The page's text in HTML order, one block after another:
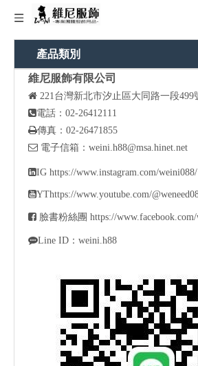
產品類別
維尼服飾有限公司
 221台灣新北市汐止區大同路一段499
電話：02-26412111
傳真：02-26471855
 電子信箱： weini.h88@msa.hinet.net
IG https://www.instagram.com/weini088/
YThttps://www.youtube.com/
 臉書粉絲團 https://
Line ID：weini.h88